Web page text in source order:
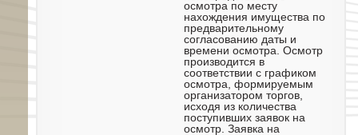
осмотра по месту
нахождения имущества по
предварительному
согласованию даты и
времени осмотра. Осмотр
производится в
соответствии с графиком
осмотра, формируемым
организатором торгов,
исходя из количества
поступивших заявок на
осмотр. Заявка на